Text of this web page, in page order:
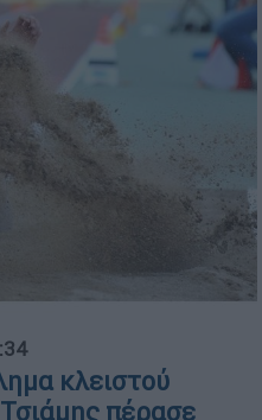
κλειστού
πέρασε